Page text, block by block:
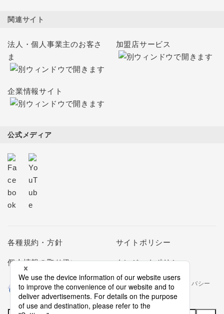
関連サイト
法人・個人事業主のお客さ
ま
加盟店サービス
企業情報サイト
公式メディア
各種規約・方針 サイトポリシー
個人情報の取り扱い クレジットポリシー
当社は個人情報の取扱いを適切に行う企業としてプライバシー
マークの使用を認められた認定業者です。